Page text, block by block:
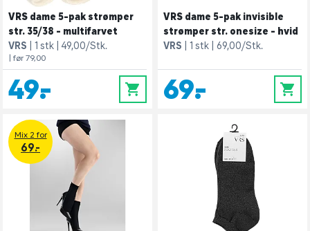
VRS dame 5-pak strømper
str. 35/38 - multifarvet
VRS
1 stk 49,00/Stk.
| før 79,00
49,- 0
VRS dame 5-pak invisible
strømper str. onesize - hvid
VRS
1 stk 69,00/Stk.
69,- 0
Mix 2 for
69.-